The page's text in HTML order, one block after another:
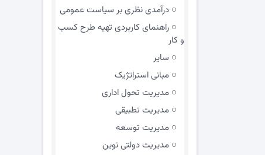
درآمدی نظری بر سیاست عمومی
راهنمای کاربردی تهیه طرح کسب
و کار
سایر
مبانی استراتژیک
مدیریت تحول اداری
مدیریت تطبیقی
مدیریت توسعه
مدیریت دولتی نوین